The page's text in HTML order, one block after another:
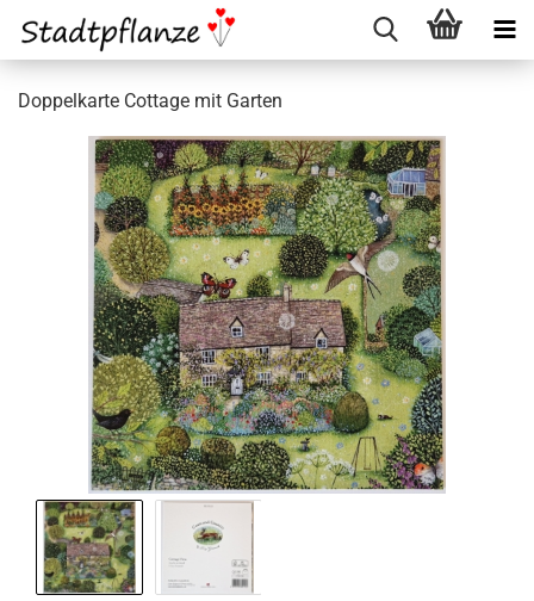
Doppelkarte Cottage mit Garten